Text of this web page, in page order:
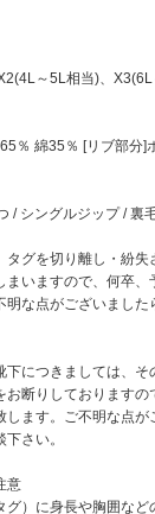
～5L相当)、
％ 綿35％ [リブ部分]
/ シングルジップ / 裏
グを切り離し・紛失
まいますので、何卒
明な点がございました
につきましては、そ
お断りしております
します。ご不明な点
さい。
意
）に身長や胸囲など